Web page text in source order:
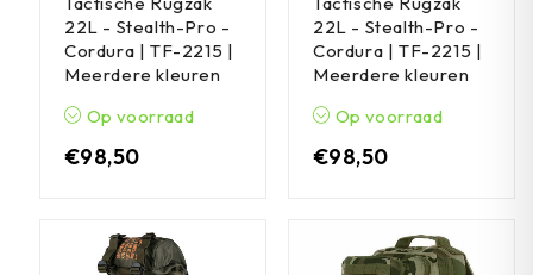
22L - Stealth-Pro -
Cordura | TF-2215 |
Meerdere kleuren
Op voorraad
€98,50
22L - Stealth-Pro -
Cordura | TF-2215 |
Meerdere kleuren
Op voorraad
€98,50